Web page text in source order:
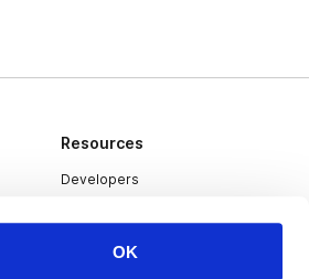
OK
Resources
Developers
Redeem Code